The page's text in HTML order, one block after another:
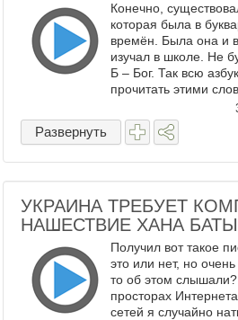
Конечно,
которая была в
времён. Была она и
изучал в школе. Не
Б – Бог. Так всю
прочитать этими
были как послания
Ведаю ...
Развернуть
УКРАИНА ТРЕБУЕТ
НАШЕСТВИЕ ХАНА
Получил вот такое
это или нет, но
то об этом
просторах
сетей я случайно